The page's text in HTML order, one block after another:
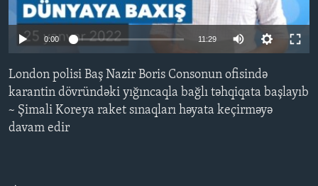
Dillər
0:00 11:29
London polisi Baş Nazir Boris Consonun ofisində
karantin dövründəki yığıncaqla bağlı təhqiqata başlayıb
~ Şimali Koreya raket sınaqları həyata keçirməyə
davam edir